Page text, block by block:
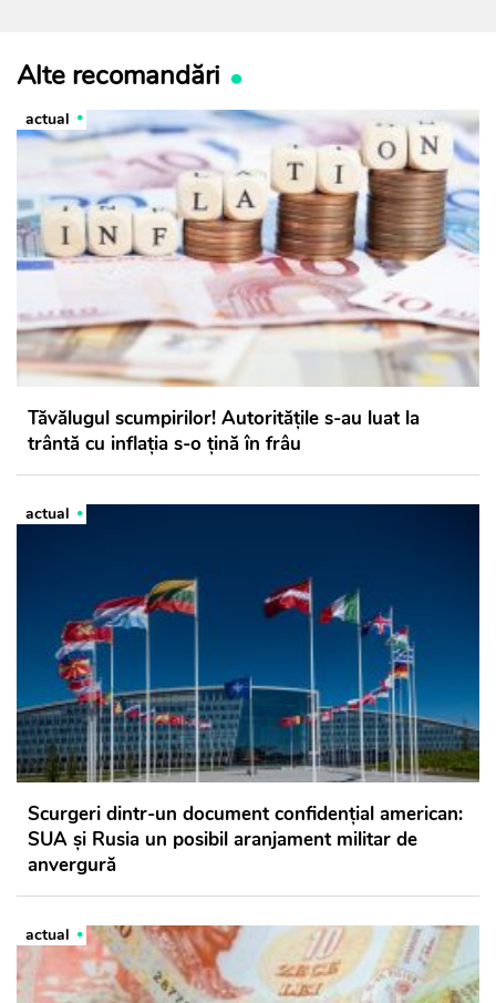
Alte recomandări
actual
Tăvălugul scumpirilor! Autoritățile s-au luat la
trântă cu inflația s-o țină în frâu
actual
Scurgeri dintr-un document confidențial american:
SUA și Rusia un posibil aranjament militar de
anvergură
actual